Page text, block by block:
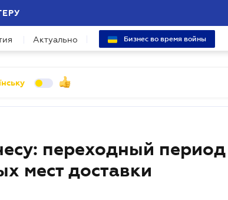
Актуально Бизнес во время войны
переходный период
мест доставки